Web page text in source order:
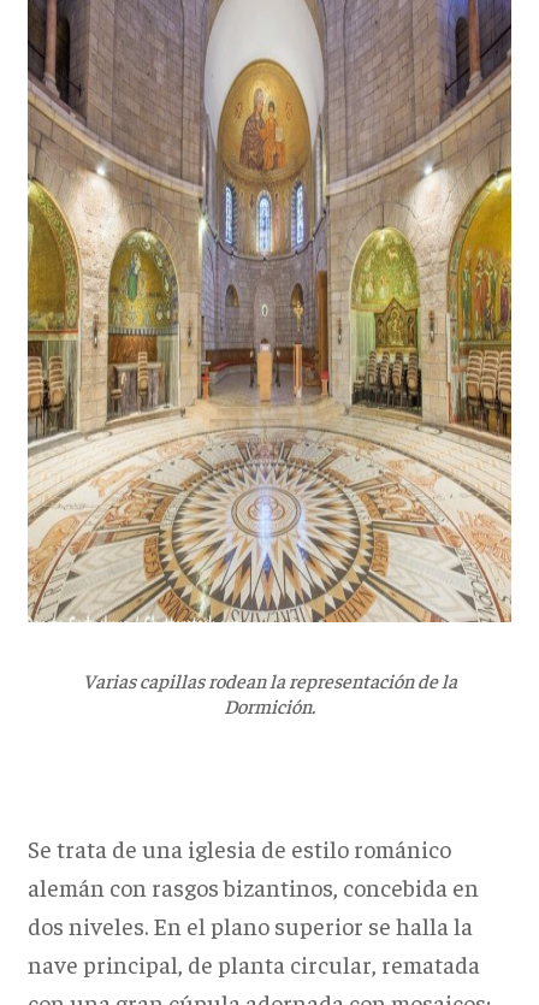
Varias capillas rodean la representación de la
Dormición.
Se trata de una iglesia de estilo románico
alemán con rasgos bizantinos, concebida en
dos niveles. En el plano superior se halla la
nave principal, de planta circular, rematada